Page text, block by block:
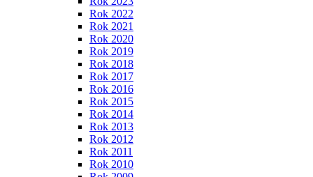
Rok 2022
Rok 2021
Rok 2020
Rok 2019
Rok 2018
Rok 2017
Rok 2016
Rok 2015
Rok 2014
Rok 2013
Rok 2012
Rok 2011
Rok 2010